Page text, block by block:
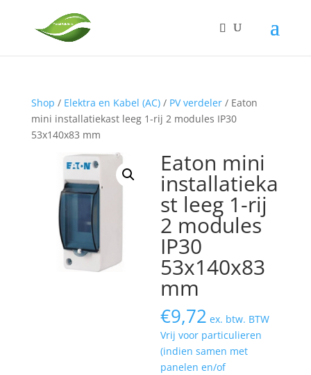
Shop / Elektra en Kabel (AC)/ PV verdeler/ Eaton
mini installatiekast leeg 1-rij 2 modules IP30
53x140x83 mm
Eaton mini
installatieka
st leeg 1-rij
2 modules
IP30
53x140x83
mm
€9,72 ex. btw. BTW
Vrij voor particulieren
(indien samen met
panelen en/of